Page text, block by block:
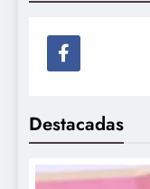
Destacadas